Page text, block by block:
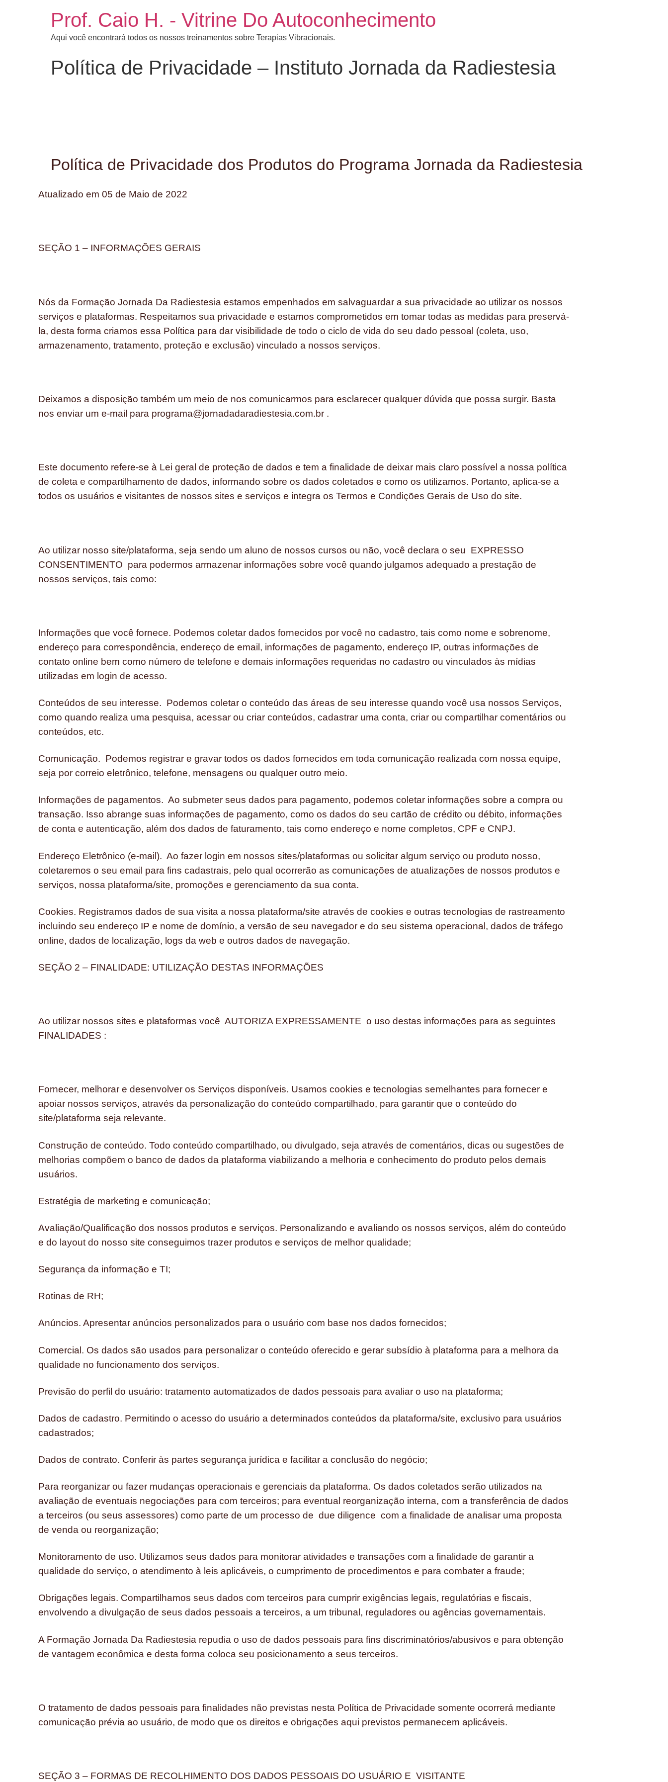
Prof. Caio H. - Vitrine Do Autoconhecimento
Aqui você encontrará todos os nossos treinamentos sobre Terapias Vibracionais.
Política de Privacidade – Instituto Jornada da Radiestesia
Política de Privacidade dos Produtos do Programa Jornada da Radiestesia
Atualizado em 05 de Maio de 2022
SEÇÃO 1 – INFORMAÇÕES GERAIS
Nós da Formação Jornada Da Radiestesia estamos empenhados em salvaguardar a sua privacidade ao utilizar os nossos
serviços e plataformas. Respeitamos sua privacidade e estamos comprometidos em tomar todas as medidas para preservá-
la, desta forma criamos essa Política para dar visibilidade de todo o ciclo de vida do seu dado pessoal (coleta, uso,
armazenamento, tratamento, proteção e exclusão) vinculado a nossos serviços.
Deixamos a disposição também um meio de nos comunicarmos para esclarecer qualquer dúvida que possa surgir. Basta
nos enviar um e-mail para programa@jornadadaradiestesia.com.br .
Este documento refere-se à Lei geral de proteção de dados e tem a finalidade de deixar mais claro possível a nossa política
de coleta e compartilhamento de dados, informando sobre os dados coletados e como os utilizamos. Portanto, aplica-se a
todos os usuários e visitantes de nossos sites e serviços e integra os Termos e Condições Gerais de Uso do site.
Ao utilizar nosso site/plataforma, seja sendo um aluno de nossos cursos ou não, você declara o seu EXPRESSO
CONSENTIMENTO para podermos armazenar informações sobre você quando julgamos adequado a prestação de
nossos serviços, tais como:
Informações que você fornece. Podemos coletar dados fornecidos por você no cadastro, tais como nome e sobrenome,
endereço para correspondência, endereço de email, informações de pagamento, endereço IP, outras informações de
contato online bem como número de telefone e demais informações requeridas no cadastro ou vinculados às mídias
utilizadas em login de acesso.
Conteúdos de seu interesse. Podemos coletar o conteúdo das áreas de seu interesse quando você usa nossos Serviços,
como quando realiza uma pesquisa, acessar ou criar conteúdos, cadastrar uma conta, criar ou compartilhar comentários ou
conteúdos, etc.
Comunicação. Podemos registrar e gravar todos os dados fornecidos em toda comunicação realizada com nossa equipe,
seja por correio eletrônico, telefone, mensagens ou qualquer outro meio.
Informações de pagamentos. Ao submeter seus dados para pagamento, podemos coletar informações sobre a compra ou
transação. Isso abrange suas informações de pagamento, como os dados do seu cartão de crédito ou débito, informações
de conta e autenticação, além dos dados de faturamento, tais como endereço e nome completos, CPF e CNPJ.
Endereço Eletrônico (e-mail). Ao fazer login em nossos sites/plataformas ou solicitar algum serviço ou produto nosso,
coletaremos o seu email para fins cadastrais, pelo qual ocorrerão as comunicações de atualizações de nossos produtos e
serviços, nossa plataforma/site, promoções e gerenciamento da sua conta.
Cookies. Registramos dados de sua visita a nossa plataforma/site através de cookies e outras tecnologias de rastreamento
incluindo seu endereço IP e nome de domínio, a versão de seu navegador e do seu sistema operacional, dados de tráfego
online, dados de localização, logs da web e outros dados de navegação.
SEÇÃO 2 – FINALIDADE: UTILIZAÇÃO DESTAS INFORMAÇÕES
Ao utilizar nossos sites e plataformas você AUTORIZA EXPRESSAMENTE o uso destas informações para as seguintes
FINALIDADES :
Fornecer, melhorar e desenvolver os Serviços disponíveis. Usamos cookies e tecnologias semelhantes para fornecer e
apoiar nossos serviços, através da personalização do conteúdo compartilhado, para garantir que o conteúdo do
site/plataforma seja relevante.
Construção de conteúdo. Todo conteúdo compartilhado, ou divulgado, seja através de comentários, dicas ou sugestões de
melhorias compõem o banco de dados da plataforma viabilizando a melhoria e conhecimento do produto pelos demais
usuários.
Estratégia de marketing e comunicação;
Avaliação/Qualificação dos nossos produtos e serviços. Personalizando e avaliando os nossos serviços, além do conteúdo
e do layout do nosso site conseguimos trazer produtos e serviços de melhor qualidade;
Segurança da informação e TI;
Rotinas de RH;
Anúncios. Apresentar anúncios personalizados para o usuário com base nos dados fornecidos;
Comercial. Os dados são usados para personalizar o conteúdo oferecido e gerar subsídio à plataforma para a melhora da
qualidade no funcionamento dos serviços.
Previsão do perfil do usuário: tratamento automatizados de dados pessoais para avaliar o uso na plataforma;
Dados de cadastro. Permitindo o acesso do usuário a determinados conteúdos da plataforma/site, exclusivo para usuários
cadastrados;
Dados de contrato. Conferir às partes segurança jurídica e facilitar a conclusão do negócio;
Para reorganizar ou fazer mudanças operacionais e gerenciais da plataforma. Os dados coletados serão utilizados na
avaliação de eventuais negociações para com terceiros; para eventual reorganização interna, com a transferência de dados
a terceiros (ou seus assessores) como parte de um processo de due diligence com a finalidade de analisar uma proposta
de venda ou reorganização;
Monitoramento de uso. Utilizamos seus dados para monitorar atividades e transações com a finalidade de garantir a
qualidade do serviço, o atendimento à leis aplicáveis, o cumprimento de procedimentos e para combater a fraude;
Obrigações legais. Compartilhamos seus dados com terceiros para cumprir exigências legais, regulatórias e fiscais,
envolvendo a divulgação de seus dados pessoais a terceiros, a um tribunal, reguladores ou agências governamentais.
A Formação Jornada Da Radiestesia repudia o uso de dados pessoais para fins discriminatórios/abusivos e para obtenção
de vantagem econômica e desta forma coloca seu posicionamento a seus terceiros.
O tratamento de dados pessoais para finalidades não previstas nesta Política de Privacidade somente ocorrerá mediante
comunicação prévia ao usuário, de modo que os direitos e obrigações aqui previstos permanecem aplicáveis.
SEÇÃO 3 – FORMAS DE RECOLHIMENTO DOS DADOS PESSOAIS DO USUÁRIO E VISITANTE